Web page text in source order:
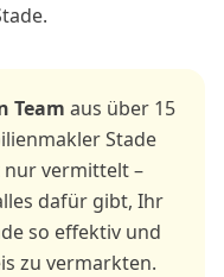
Team aus über 15
Stade
vermittelt –
dafür gibt, Ihr
so effektiv und
zu vermarkten.